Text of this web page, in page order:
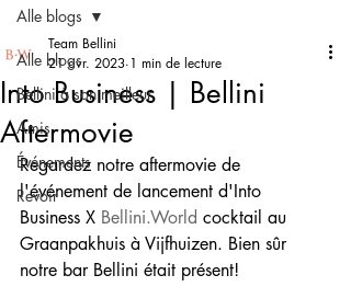
Alle blogs
Bellini à son meilleur
Amis
Événements
Revoir
Alle blogs
Into Business | Bellini
Aftermovie
Team Bellini
21 avr. 2023 1 min de lecture
Regardez notre aftermovie de
l'événement de lancement d'Into
Business X Bellini.World cocktail au
Graanpakhuis à Vijfhuizen. Bien sûr
notre bar Bellini était présent!